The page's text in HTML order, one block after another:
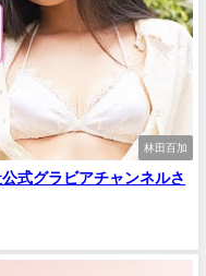
林田百加
式グラビアチャンネルさ